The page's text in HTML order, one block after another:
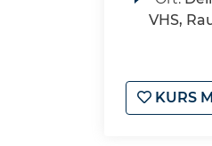
VHS,
KURS